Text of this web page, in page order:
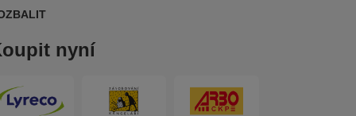
lepidla papír nevarhánkovatí.
nyní